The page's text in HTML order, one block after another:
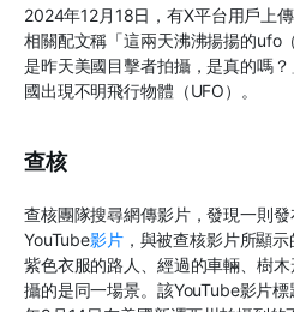
2024年12月18日，有X平台用戶上
相關配文稱「這兩天沸沸揚揚的ufo
是昨天美國目擊者拍攝，是真的嗎
國出現不明飛行物體（UFO）。
查核
查核團隊搜尋網傳影片，發現一則
YouTube影片，與被查核影片所顯
紫色衣服的路人、經過的車輛、樹
攝的是同一場景。該YouTube影片